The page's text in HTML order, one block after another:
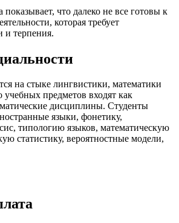
что далеко не все готовы к
которая требует
и терпения.
на стыке лингвистики, математики
предметов входят как
дисциплины. Студенты
языки, фонетику,
типологию языков, математическую
статистику, вероятностные модели,